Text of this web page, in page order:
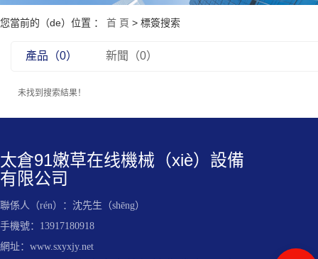
您當前的（de）位置 ： 首 頁 > 標簽搜索
產品（0） 新聞（0）
未找到搜索結果！
太倉91嫩草在线機械（xiè）設備
有限公司
聯係人（rén）：沈先生（shēng）
手機號：13917180918
網址：www.sxyxjy.net